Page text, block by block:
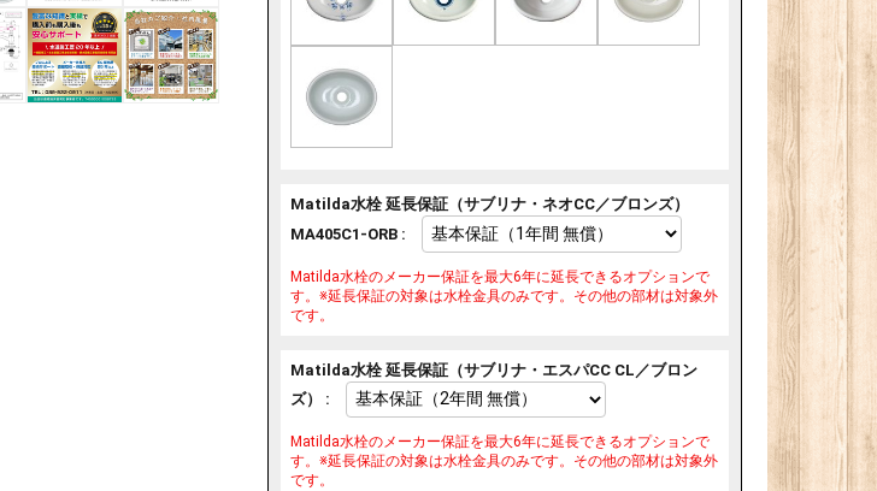
Matilda水栓 延長保証（サブリナ・ネオCC／ブロンズ）
MA405C1-ORB :
Matilda水栓のメーカー保証を最大6年に延長できるオプションで
す。※延長保証の対象は水栓金具のみです。その他の部材は対象外
です。
Matilda水栓 延長保証（サブリナ・エスパCC CL／ブロン
ズ） :
Matilda水栓のメーカー保証を最大6年に延長できるオプションで
す。※延長保証の対象は水栓金具のみです。その他の部材は対象外
です。